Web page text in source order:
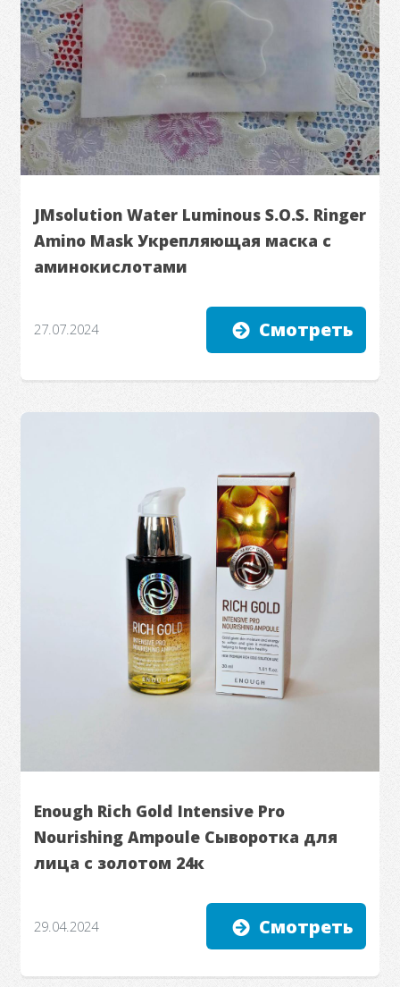
JMsolution Water Luminous S.O.S. Ringer
Amino Mask Укрепляющая маска с
аминокислотами
27.07.2024 Смотреть
Enough Rich Gold Intensive Pro
Nourishing Ampoule Сыворотка для
лица с золотом 24к
29.04.2024 Смотреть